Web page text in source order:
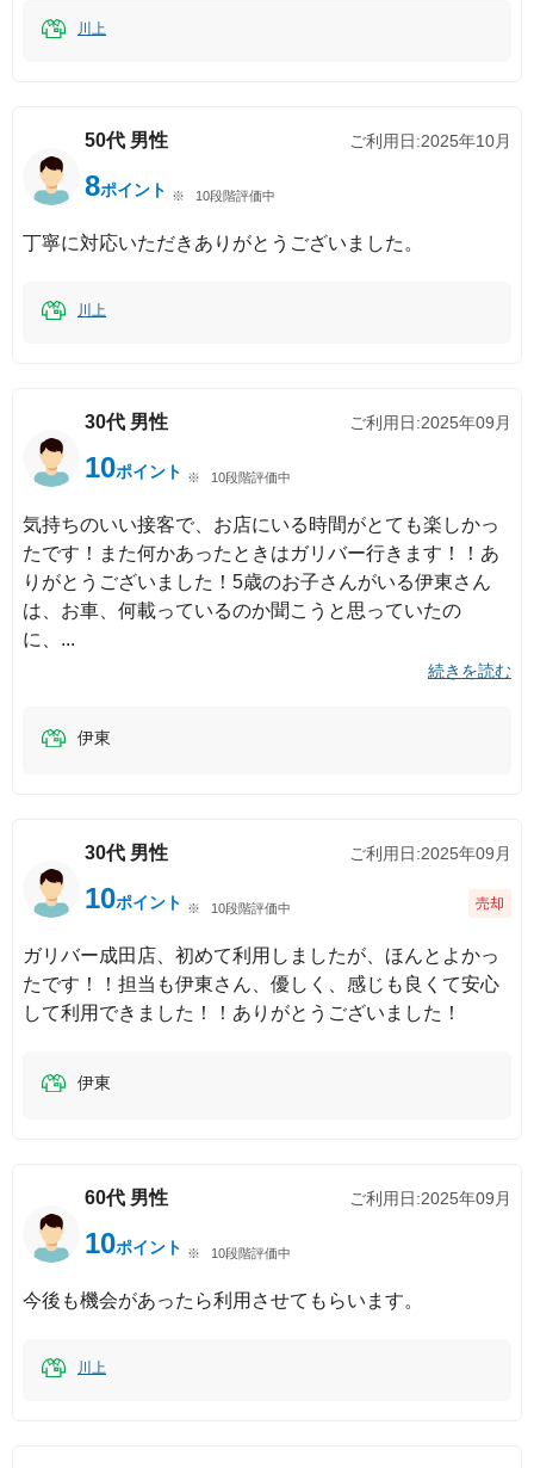
川上
50代 男性 ご利用日:2025年10月
8ポイント 10段階評価中
丁寧に対応いただきありがとうございました。
川上
30代 男性 ご利用日:2025年09月
10ポイント 10段階評価中
気持ちのいい接客で、お店にいる時間がとても楽しかっ
たです！また何かあったときはガリバー行きます！！あ
りがとうございました！5歳のお子さんがいる伊東さん
は、お車、何載っているのか聞こうと思っていたの
に、
続きを読む
伊東
30代 男性 ご利用日:2025年09月
10ポイント 10段階評価中 売却
ガリバー成田店、初めて利用しましたが、ほんとよかっ
たです！！担当も伊東さん、優しく、感じも良くて安心
して利用できました！！ありがとうございました！
伊東
60代 男性 ご利用日:2025年09月
10ポイント 10段階評価中
今後も機会があったら利用させてもらいます。
川上